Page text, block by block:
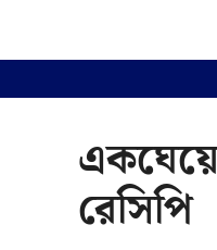
রেসিপি